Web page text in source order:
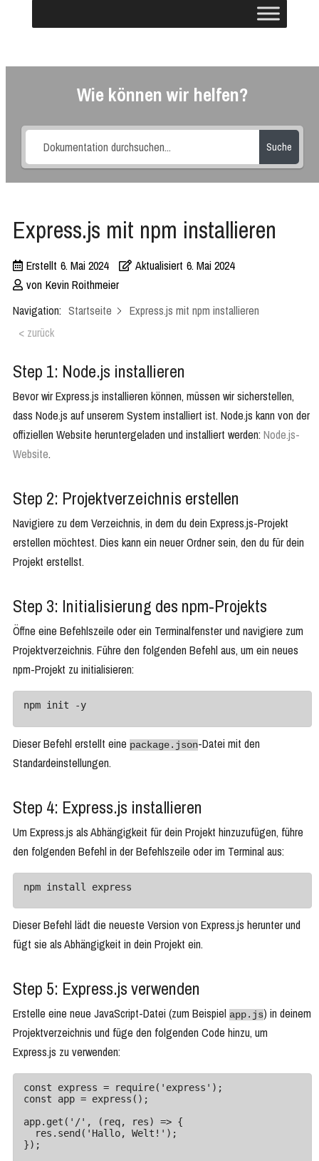
Wie können wir helfen?
Suche
Express.js mit npm installieren
Erstellt 6. Mai 2024 Aktualisiert 6. Mai 2024
von Kevin Roithmeier
Navigation: Startseite
Express.js mit npm installieren
< zurück
Step 1: Node.js installieren
Bevor wir Express.js installieren können, müssen wir sicherstellen,
dass Node.js auf unserem System installiert ist. Node.js kann von der
offiziellen Website heruntergeladen und installiert werden: Node.js-
Website.
Step 2: Projektverzeichnis erstellen
Navigiere zu dem Verzeichnis, in dem du dein Express.js-Projekt
erstellen möchtest. Dies kann ein neuer Ordner sein, den du für dein
Projekt erstellst.
Step 3: Initialisierung des npm-Projekts
Öffne eine Befehlszeile oder ein Terminalfenster und navigiere zum
Projektverzeichnis. Führe den folgenden Befehl aus, um ein neues
npm-Projekt zu initialisieren:
npm init -y
Dieser Befehl erstellt eine package.json-Datei mit den
Standardeinstellungen.
Step 4: Express.js installieren
Um Express.js als Abhängigkeit für dein Projekt hinzuzufügen, führe
den folgenden Befehl in der Befehlszeile oder im Terminal aus:
npm install express
Dieser Befehl lädt die neueste Version von Express.js herunter und
fügt sie als Abhängigkeit in dein Projekt ein.
Step 5: Express.js verwenden
Erstelle eine neue JavaScript-Datei (zum Beispiel app.js) in deinem
Projektverzeichnis und füge den folgenden Code hinzu, um
Express.js zu verwenden:
const express = require('express');
const app = express();
app.get('/', (req, res) => {
});